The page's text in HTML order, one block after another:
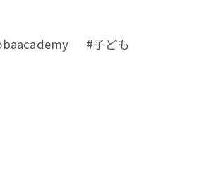
#子ども